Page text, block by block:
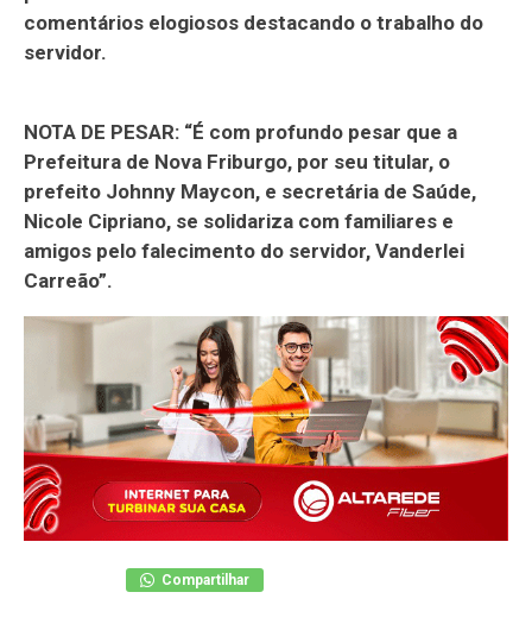
comentários elogiosos destacando o trabalho do
servidor.
NOTA DE PESAR: “É com profundo pesar que a
Prefeitura de Nova Friburgo, por seu titular, o
prefeito Johnny Maycon, e secretária de Saúde,
Nicole Cipriano, se solidariza com familiares e
amigos pelo falecimento do servidor, Vanderlei
Carreão”.
Compartilhar